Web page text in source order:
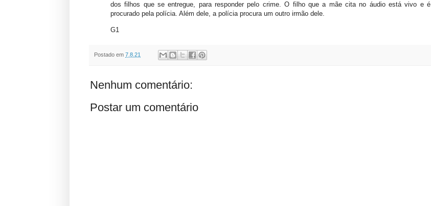
dos filhos que se entregue, para responder pelo crime. O filho que a mãe cita no áudio está vivo e é
procurado pela polícia. Além dele, a polícia procura um outro irmão dele.
G1
Postado em 7.8.21
Nenhum comentário:
Postar um comentário